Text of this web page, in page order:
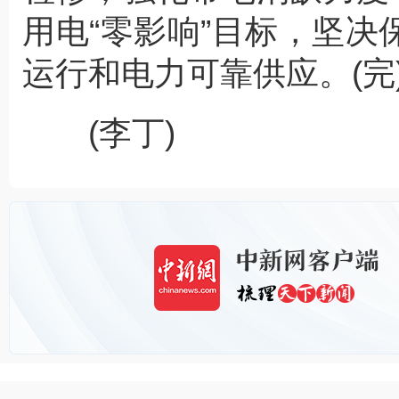
用电“零影响”目标，坚
运行和电力可靠供应。(
(李丁)